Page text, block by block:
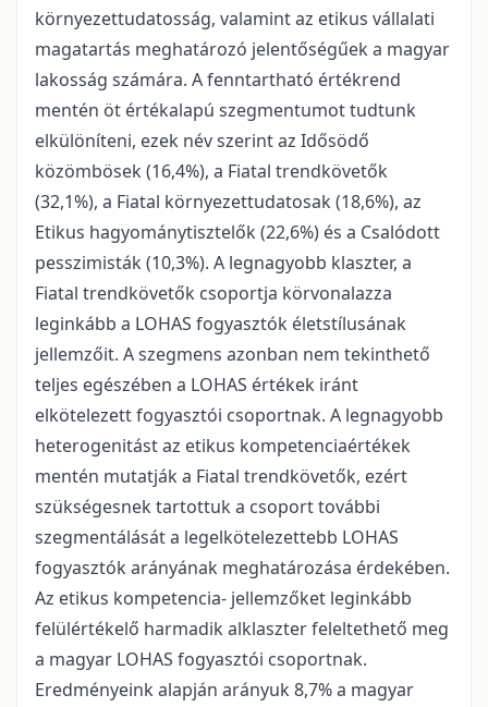
környezettudatosság, valamint az etikus vállalati
magatartás meghatározó jelentőségűek a magyar
lakosság számára. A fenntartható értékrend
mentén öt értékalapú szegmentumot tudtunk
elkülöníteni, ezek név szerint az Idősödő
közömbösek (16,4%), a Fiatal trendkövetők
(32,1%), a Fiatal környezettudatosak (18,6%), az
Etikus hagyománytisztelők (22,6%) és a Csalódott
pesszimisták (10,3%). A legnagyobb klaszter, a
Fiatal trendkövetők csoportja körvonalazza
leginkább a LOHAS fogyasztók életstílusának
jellemzőit. A szegmens azonban nem tekinthető
teljes egészében a LOHAS értékek iránt
elkötelezett fogyasztói csoportnak. A legnagyobb
heterogenitást az etikus kompetenciaértékek
mentén mutatják a Fiatal trendkövetők, ezért
szükségesnek tartottuk a csoport további
szegmentálását a legelkötelezettebb LOHAS
fogyasztók arányának meghatározása érdekében.
Az etikus kompetencia- jellemzőket leginkább
felülértékelő harmadik alklaszter feleltethető meg
a magyar LOHAS fogyasztói csoportnak.
Eredményeink alapján arányuk 8,7% a magyar